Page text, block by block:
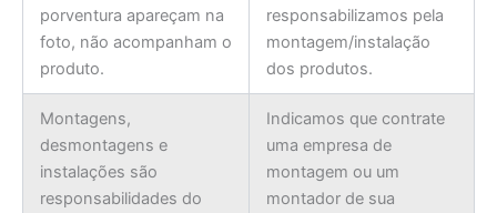
porventura apareçam na
foto, não acompanham o
produto.
responsabilizamos pela
montagem/instalação
dos produtos.
Montagens,
desmontagens e
instalações são
responsabilidades do
Indicamos que contrate
uma empresa de
montagem ou um
montador de sua